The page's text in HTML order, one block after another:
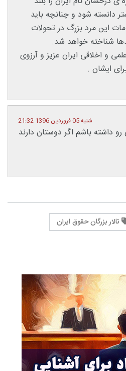
دانسته شود و چنانچه باید
این مرد بزرگ در تحولات
شناخته خواهد شد.
و اخلاقی ایران عزیز و آرزوی
ایشان .
شنبه 05 فروردین 1396 21:32
داشته باشم اگر دوستان دارند
تالار بزرگان حقوق ایران